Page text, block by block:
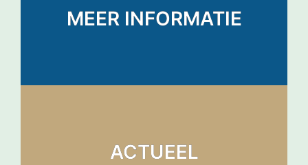
MEER INFORMATIE
ACTUEEL